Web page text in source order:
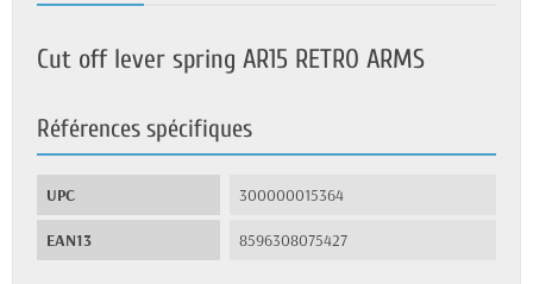
Cut off lever spring AR15 RETRO ARMS
Références spécifiques
UPC 300000015364
EAN13 8596308075427